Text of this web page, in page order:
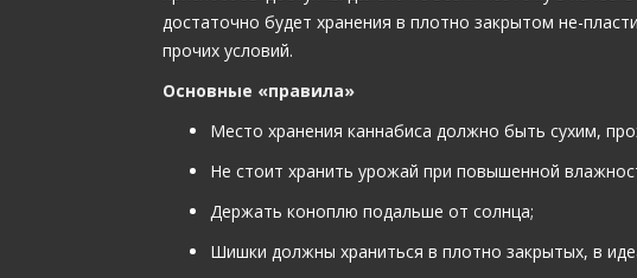
достаточно будет хранения в плотно закрытом не-
прочих условий.
Основные «правила»
Место хранения каннабиса должно быть сухим,
Не стоит хранить урожай при повышенной
Держать коноплю подальше от солнца;
Шишки должны храниться в плотно закрытых, в